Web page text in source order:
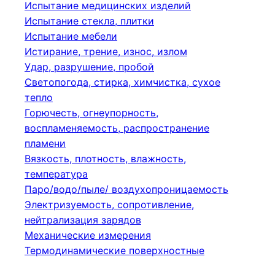
Испытание медицинских изделий
Испытание стекла, плитки
Испытание мебели
Истирание, трение, износ, излом
Удар, разрушение, пробой
Светопогода, стирка, химчистка, сухое
тепло
Горючесть, огнеупорность,
воспламеняемость, распространение
пламени
Вязкость, плотность, влажность,
температура
Паро/водо/пыле/ воздухопроницаемость
Электризуемость, сопротивление,
нейтрализация зарядов
Механические измерения
Термодинамические поверхностные